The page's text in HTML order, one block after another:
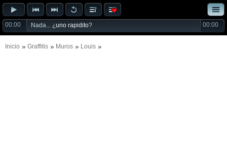
00:00 Nada... ¿uno rapidito? 00:00
Inicio Graffitis Muros Louis